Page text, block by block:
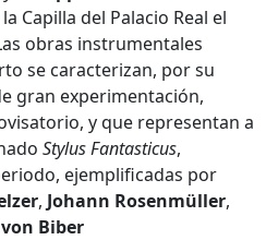
Capilla del Palacio Real el
obras instrumentales
se caracterizan, por su
gran experimentación,
y que representan a
Stylus Fantasticus,
ejemplificadas por
, Johann Rosenmüller,
Biber